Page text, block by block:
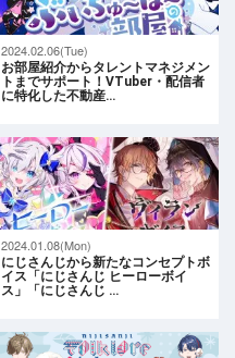
2024.02.06(Tue)
お部屋紹介からタレントマネジメン
トまでサポート！VTuber・配信者
に特化した不動産…
2024.01.08(Mon)
にじさんじから新たなコンセプトボ
イス「にじさんじ ヒーローボイ
ス」「にじさんじ …